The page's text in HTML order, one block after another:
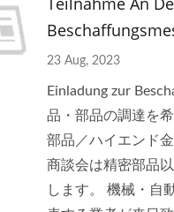
23 Aug, 2023
Einladung zur
品・部品の調達を
部品／ハイエンド
商談会は精密部品
します。 機械・自